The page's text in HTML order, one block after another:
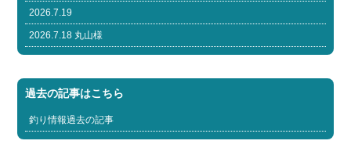
2026.7.19
2026.7.18 丸山様
過去の記事はこちら
釣り情報過去の記事